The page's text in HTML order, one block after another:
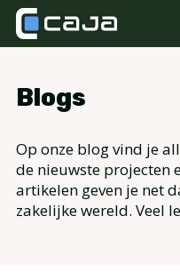
Blogs
Op onze blog vind je
de nieuwste projecten
artikelen geven je net
zakelijke wereld. Veel